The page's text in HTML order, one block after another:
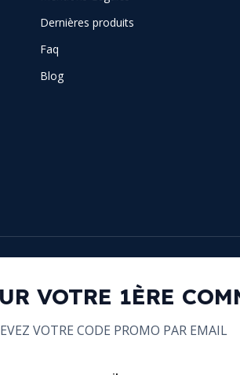
Dernières produits
Faq
Blog
VOTRE 1ÈRE
VOTRE CODE PROMO PAR EMAIL